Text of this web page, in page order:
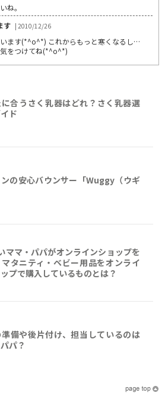
ね。
す | 2010/12/26
ます(*^o^*) これからもっと寒くなるし…
をつけてね(*^o^*)
合うさく乳器はどれ？さく乳器選
ド
ンの安心バウンサー「Wuggy（ウギ
ママ・パパがオンラインショップを
タニティ・ベビー用品をオンライ
プで購入しているものとは？
備や後片付け、担当しているのは
パ？